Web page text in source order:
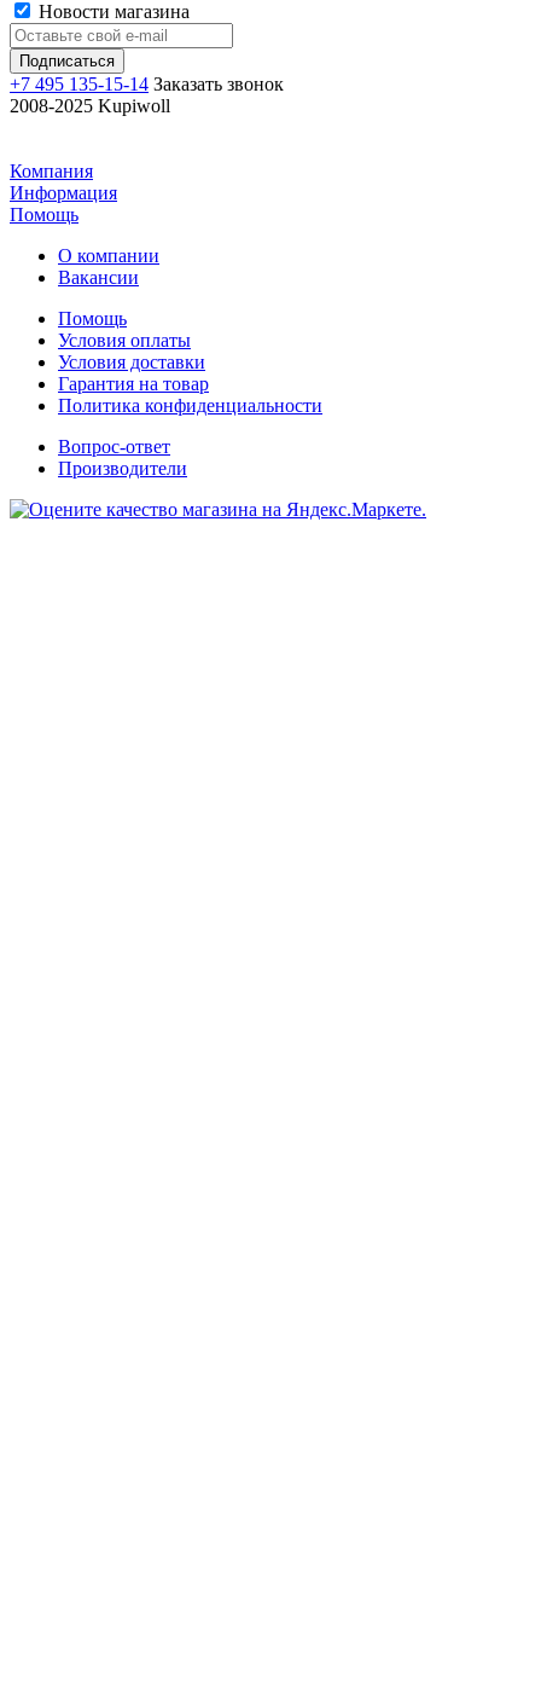
Новости магазина
+7 495 135-15-14 Заказать звонок
2008-2025 Kupiwoll
Компания
Информация
Помощь
О компании
Вакансии
Помощь
Условия оплаты
Условия доставки
Гарантия на товар
Политика конфиденциальности
Вопрос-ответ
Производители